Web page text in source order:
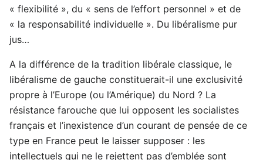
« flexibilité », du « sens de l’effort personnel » et de
« la responsabilité individuelle ». Du libéralisme pur
jus…
A la différence de la tradition libérale classique, le
libéralisme de gauche constituerait-il une exclusivité
propre à l’Europe (ou l’Amérique) du Nord ? La
résistance farouche que lui opposent les socialistes
français et l’inexistence d’un courant de pensée de ce
type en France peut le laisser supposer : les
intellectuels qui ne le rejettent pas d’emblée sont